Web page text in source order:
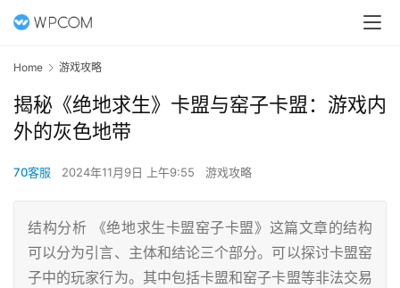
Home 游戏攻略
揭秘《绝地求生》卡盟与窑子卡盟：游戏内
外的灰色地带
70客服 2024年11月9日 上午9:55 游戏攻略
结构分析 《绝地求生卡盟窑子卡盟》这篇文章的结构
可以分为引言、主体和结论三个部分。可以探讨卡盟窑
子中的玩家行为。其中包括卡盟和窑子卡盟等非法交易